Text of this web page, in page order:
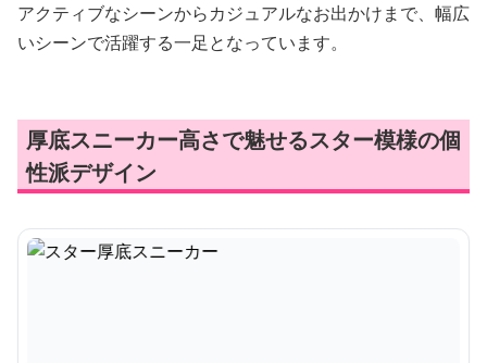
アクティブなシーンからカジュアルなお出かけまで、幅広
いシーンで活躍する一足となっています。
厚底スニーカー高さで魅せるスター模様の個
性派デザイン